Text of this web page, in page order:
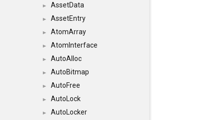
► AssetData
► AssetEntry
► AtomArray
► AtomInterface
► AutoAlloc
► AutoBitmap
► AutoFree
► AutoLock
► AutoLocker